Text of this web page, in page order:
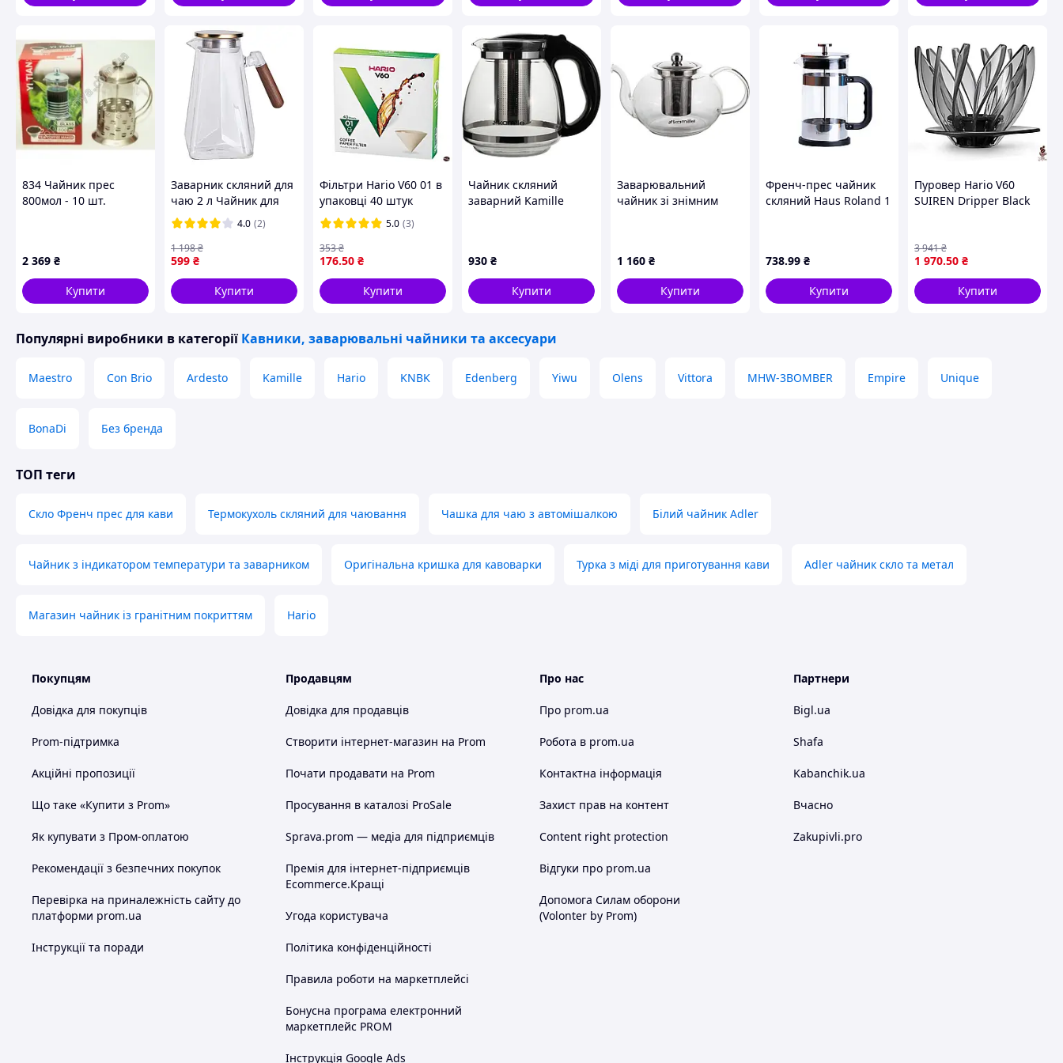
834 Чайник прес
800мол - 10 шт.
2 369 ₴
Купити
Заварник скляний для
чаю 2 л Чайник для
заварювання з
ручкою прозорий HP-
34-32 (LG-HP-34-32)
4.0 (2)
599 ₴
1 198₴
Купити
Фільтри Hario V60 01 в
упаковці 40 штук
натурального кольору
для ідеальної кави
5.0 (3)
176.50 ₴
353₴
Купити
Чайник скляний
заварний Kamille
930 ₴
Купити
Заварювальний
чайник зі знімним
1 160 ₴
Купити
Френч-прес чайник
скляний Haus Roland 1
738.99 ₴
Купити
Пуровер Hario V60
SUIREN Dripper Black
домашніх умовах
1 970.50 ₴
3 941₴
Купити
Популярні виробники в категорії Кавники, заварювальні чайники та аксесуари
Maestro Con Brio Ardesto Kamille Hario KNBK Edenberg Yiwu Olens Vittora MHW-3BOMBER Empire Unique
BonaDi Без бренда
ТОП теги
Скло Френч прес для кави Термокухоль скляний для чаювання Чашка для чаю з автомішалкою Білий чайник Adler
Чайник з індикатором температури та заварником Оригінальна кришка для кавоварки Турка з міді для приготування кави Adler чайник скло та метал
Магазин чайник із гранітним покриттям Hario
Покупцям
Довідка для покупців
Prom-підтримка
Акційні пропозиції
Що таке «Купити з Prom»
Як купувати з Пром-оплатою
Рекомендації з безпечних покупок
Перевірка на приналежність сайту до
платформи prom.ua
Інструкції та поради
Продавцям
Довідка для продавців
Створити інтернет-магазин на Prom
Почати продавати на Prom
Просування в каталозі ProSale
Sprava.prom — медіа для підприємців
Премія для інтернет-підприємців
Ecommerce.Кращі
Угода користувача
Політика конфіденційності
Правила роботи на маркетплейсі
Бонусна програма електронний
маркетплейс PROM
Інструкція Google Ads
Про нас
Про prom.ua
Робота в prom.ua
Контактна інформація
Захист прав на контент
Content right protection
Відгуки про prom.ua
Допомога Силам оборони
(Volonter by Prom)
Партнери
Bigl.ua
Shafa
Kabanchik.ua
Вчасно
Zakupivli.pro